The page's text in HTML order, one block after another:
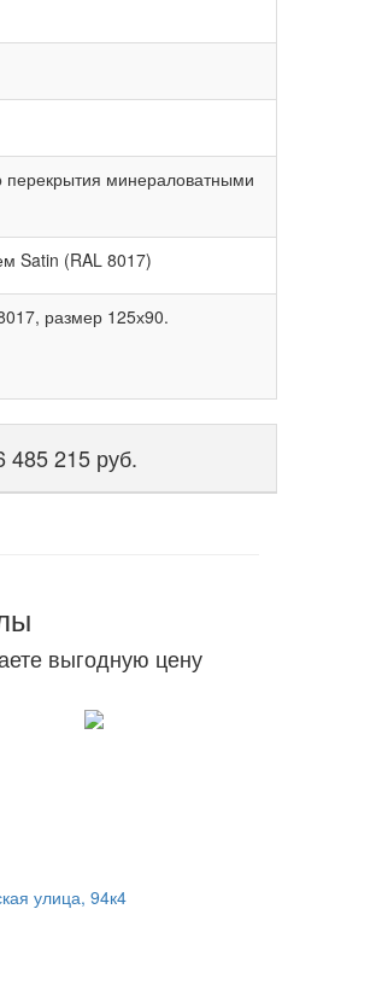
перекрытия минераловатными
Satin (RAL 8017)
размер 125х90.
485 215 руб.
выгодную цену
улица, 94к4